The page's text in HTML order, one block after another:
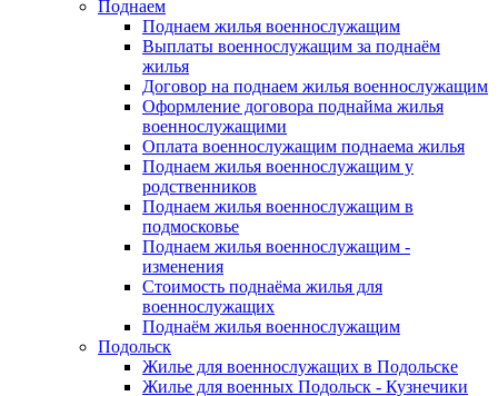
Поднаем
Поднаем жилья военнослужащим
Выплаты военнослужащим за поднаём
жилья
Договор на поднаем жилья военнослужащим
Оформление договора поднайма жилья
военнослужащими
Оплата военнослужащим поднаема жилья
Поднаем жилья военнослужащим у
родственников
Поднаем жилья военнослужащим в
подмосковье
Поднаем жилья военнослужащим -
изменения
Стоимость поднаёма жилья для
военнослужащих
Поднаём жилья военнослужащим
Подольск
Жилье для военнослужащих в Подольске
Жилье для военных Подольск - Кузнечики